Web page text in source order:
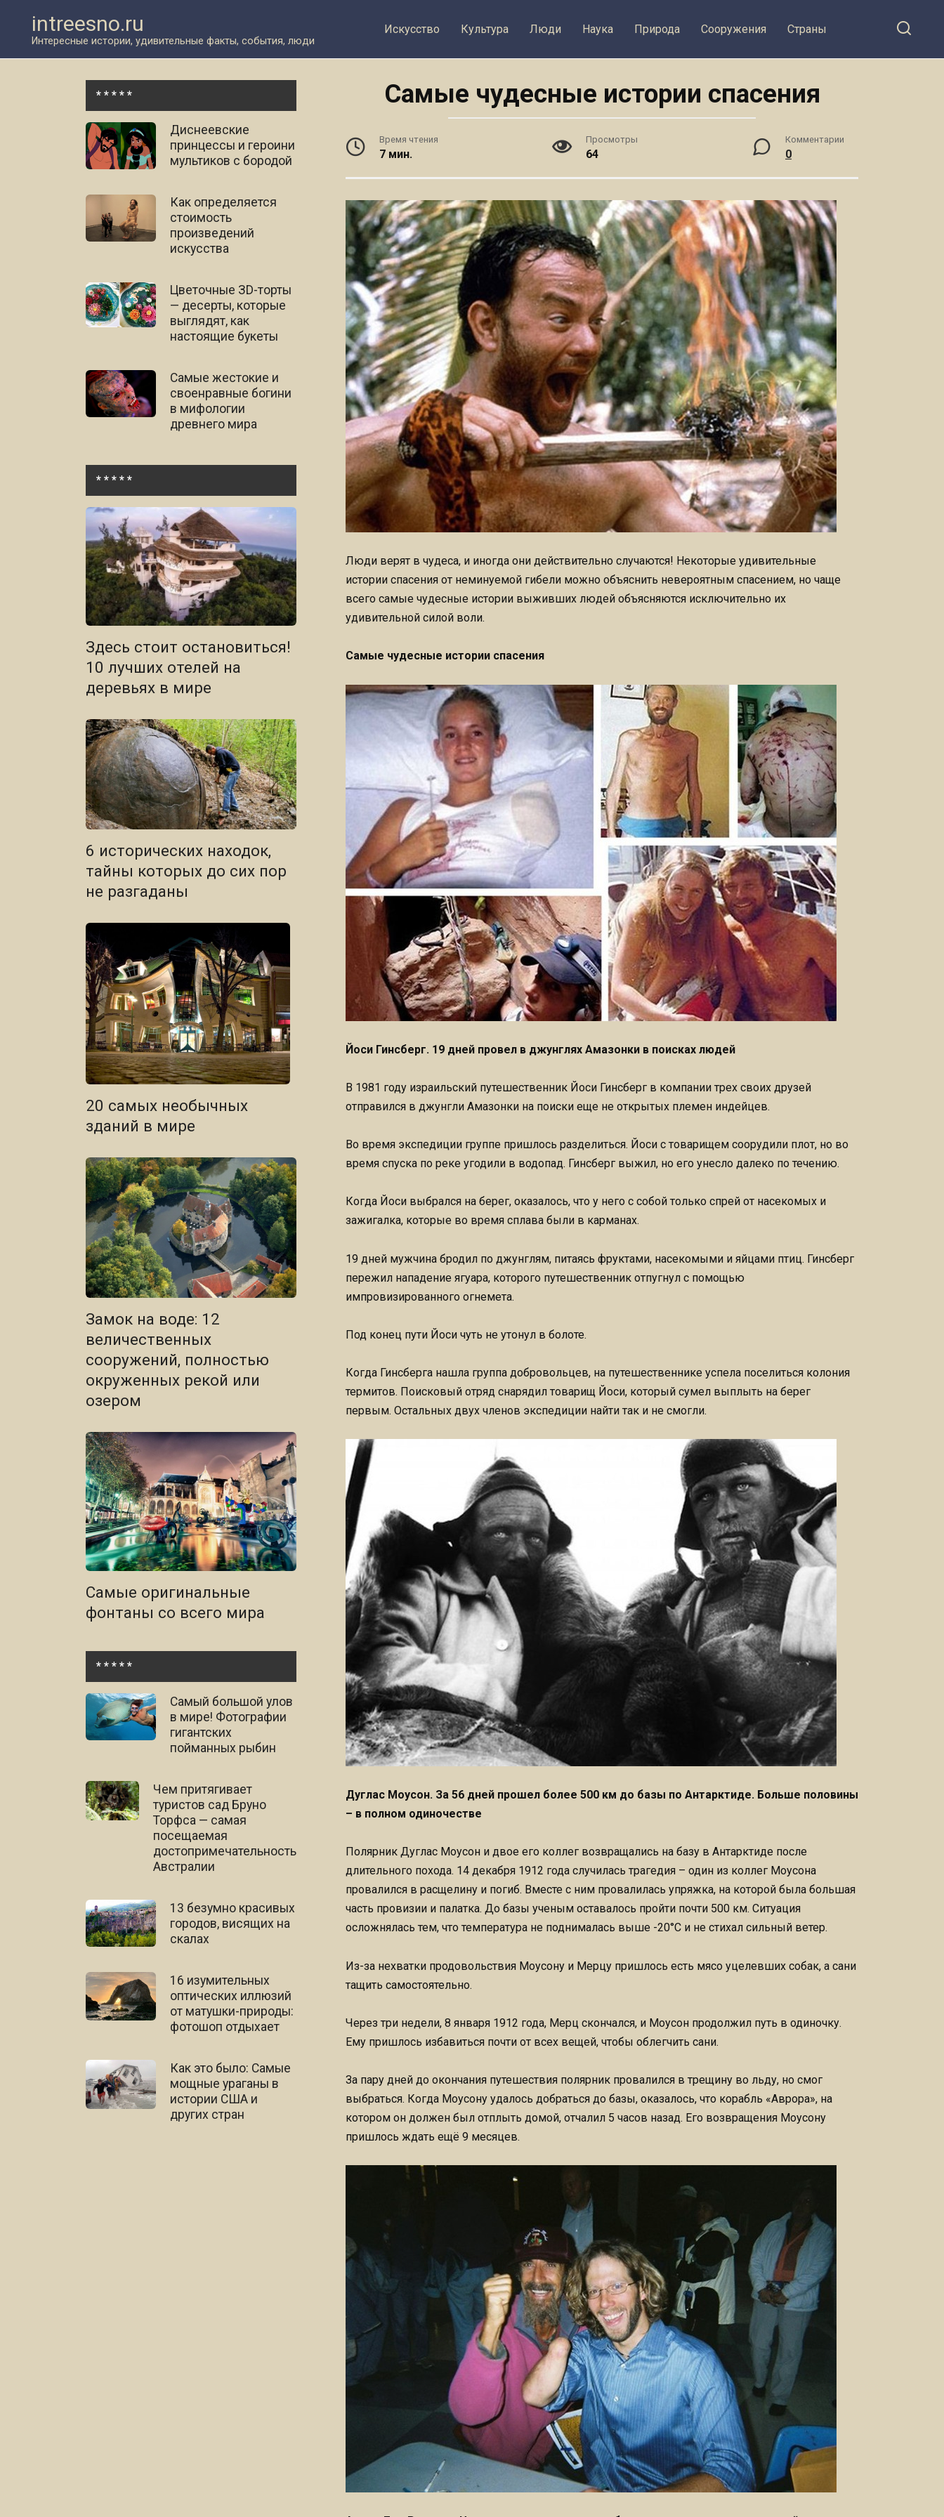
контенту
intreesno.ru
Интересные истории, удивительные факты, события, люди
Искусство Культура Люди Наука Природа Сооружения Страны
Самые чудесные истории спасения
Время чтения
7 мин.
Просмотры
64
Комментарии
0
Люди верят в чудеса, и иногда они действительно случаются! Некоторые удивительные
истории спасения от неминуемой гибели можно объяснить невероятным спасением, но чаще
всего самые чудесные истории выживших людей объясняются исключительно их
удивительной силой воли.
Самые чудесные истории спасения
Йоси Гинсберг. 19 дней провел в джунглях Амазонки в поисках людей
В 1981 году израильский путешественник Йоси Гинсберг в компании трех своих друзей
отправился в джунгли Амазонки на поиски еще не открытых племен индейцев.
Во время экспедиции группе пришлось разделиться. Йоси с товарищем соорудили плот, но во
время спуска по реке угодили в водопад. Гинсберг выжил, но его унесло далеко по течению.
Когда Йоси выбрался на берег, оказалось, что у него с собой только спрей от насекомых и
зажигалка, которые во время сплава были в карманах.
19 дней мужчина бродил по джунглям, питаясь фруктами, насекомыми и яйцами птиц. Гинсберг
пережил нападение ягуара, которого путешественник отпугнул с помощью
импровизированного огнемета.
Под конец пути Йоси чуть не утонул в болоте.
Когда Гинсберга нашла группа добровольцев, на путешественнике успела поселиться колония
термитов. Поисковый отряд снарядил товарищ Йоси, который сумел выплыть на берег
первым. Остальных двух членов экспедиции найти так и не смогли.
Дуглас Моусон. За 56 дней прошел более 500 км до базы по Антарктиде. Больше половины
– в полном одиночестве
Полярник Дуглас Моусон и двое его коллег возвращались на базу в Антарктиде после
длительного похода. 14 декабря 1912 года случилась трагедия – один из коллег Моусона
провалился в расщелину и погиб. Вместе с ним провалилась упряжка, на которой была большая
часть провизии и палатка. До базы ученым оставалось пройти почти 500 км. Ситуация
осложнялась тем, что температура не поднималась выше -20°С и не стихал сильный ветер.
Из-за нехватки продовольствия Моусону и Мерцу пришлось есть мясо уцелевших собак, а сани
тащить самостоятельно.
Через три недели, 8 января 1912 года, Мерц скончался, и Моусон продолжил путь в одиночку.
Ему пришлось избавиться почти от всех вещей, чтобы облегчить сани.
За пару дней до окончания путешествия полярник провалился в трещину во льду, но смог
выбраться. Когда Моусону удалось добраться до базы, оказалось, что корабль «Аврора», на
котором он должен был отплыть домой, отчалил 5 часов назад. Его возвращения Моусону
пришлось ждать ещё 9 месяцев.
* * * * *
Диснеевские
принцессы и героини
мультиков с бородой
Как определяется
стоимость
произведений
искусства
Цветочные ЗD-торты
— десерты, которые
выглядят, как
настоящие букеты
Самые жестокие и
своенравные богини
в мифологии
древнего мира
* * * * *
Здесь стоит остановиться!
10 лучших отелей на
деревьях в мире
6 исторических находок,
тайны которых до сих пор
не разгаданы
20 самых необычных
зданий в мире
Замок на воде: 12
величественных
сооружений, полностью
окруженных рекой или
озером
Самые оригинальные
фонтаны со всего мира
* * * * *
Самый большой улов
в мире! Фотографии
гигантских
пойманных рыбин
Чем притягивает
туристов сад Бруно
Торфса — самая
посещаемая
достопримечательность
Австралии
13 безумно красивых
городов, висящих на
скалах
16 изумительных
оптических иллюзий
от матушки-природы:
фотошоп отдыхает
Как это было: Самые
мощные ураганы в
истории США и
других стран